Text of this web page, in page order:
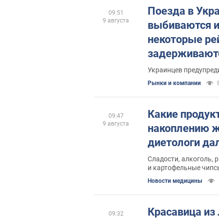
Поезда в
выбиваются
некоторые
часов
Украинцев
Рынки и компании
09:51
9 августа
Какие
накоплению
диетологи
Сладости, алкоголь,
и картофельные
Новости медицины
09:47
9 августа
Красавица из
09:32